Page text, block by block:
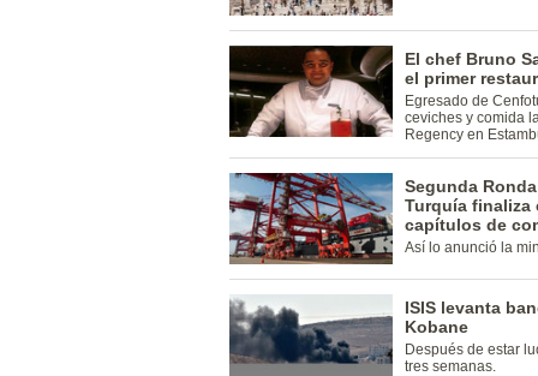
El chef Bruno
el primer
Egresado de
ceviches y comida
Regency en
Segunda
Turquía
capítulos de
Así lo anunció la
ISIS levanta
Kobane
Después de estar
tres semanas.